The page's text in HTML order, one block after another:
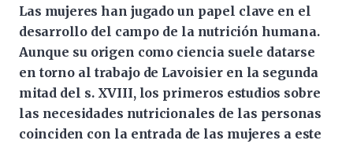
Las mujeres han jugado un papel clave en el
desarrollo del campo de la nutrición humana.
Aunque su origen como ciencia suele datarse
en torno al trabajo de Lavoisier en la segunda
mitad del s. XVIII, los primeros estudios sobre
las necesidades nutricionales de las personas
coinciden con la entrada de las mujeres a este